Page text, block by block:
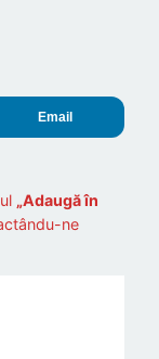
Email
„Adaugă în
ne